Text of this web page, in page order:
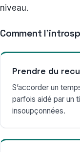
niveau.
Comment
Prendre du
S’accorder un
parfois aidé par un
insoupçonnées.